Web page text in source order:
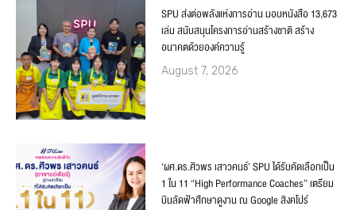
SPU ส่งต่อพลังแห่งการอ่าน มอบหนังสือ 13,673
เล่ม สนับสนุนโครงการอ่านสร้างชาติ สร้าง
อนาคตด้วยองค์ความรู้
August 7, 2026
‘ผศ.ดร.ศิวพร เสาวคนธ์’ SPU ได้รับคัดเลือกเป็น
1 ใน 11 “High Performance Coaches” เตรียม
บินลัดฟ้าศึกษาดูงาน ณ Google สิงคโปร์